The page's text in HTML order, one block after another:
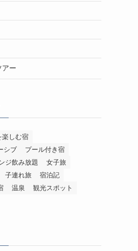
アー
楽しむ宿
シブ
プール付き宿
ジ飲み放題
女子旅
子連れ旅
宿泊記
温泉
観光スポット